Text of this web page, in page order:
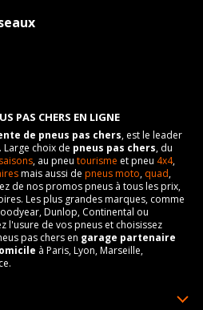
22147
3135
110
Traction avant
LUMINA DE 09-1994 À 12-2001 3.1
M12x1.5
PAS CHERS EN LIGNE
de pneus pas chers, est le leader
Large choix de pneus pas chers, du
, au pneu tourisme et pneu 4x4,
mais aussi de pneus moto, quad,
de nos promos pneus à tous les prix,
Les plus grandes marques, comme
Dunlop, Continental ou
l'usure de vos pneus et choisissez
pas chers en garage partenaire
à Paris, Lyon, Marseille,